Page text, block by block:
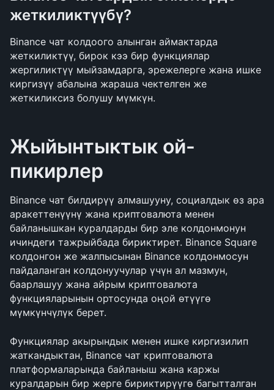
жеткиликтүүбү?
Binance чат колдоого алынган аймактарда
жеткиликтүү, бирок кээ бир функциялар
жергиликтүү мыйзамдарга, эрежелерге жана ишке
киргизүү абалына жараша чектелген же
жеткиликсиз болушу мүмкүн.
Жыйынтыктык ой-
пикирлер
Binance чат билдирүү алмашууну, социалдык өз ара
аракеттенүүнү жана криптовалюта менен
байланышкан куралдарды бир эле колдонмонун
ичиндеги тажрыйбада бириктирет. Binance Square
колдонгон же жалпысынан Binance колдонмосун
пайдаланган колдонуучулар үчүн ал мазмун,
баарлашуу жана айрым криптовалюта
функцияларынын ортосунда оңой өтүүгө
мүмкүнчүлүк берет.
Функциялар акырындык менен ишке киргизилип
жаткандыктан, Binance чат криптовалюта
платформаларында байланыш жана каржы
куралдарын бир жерге бириктирүүгө багытталган